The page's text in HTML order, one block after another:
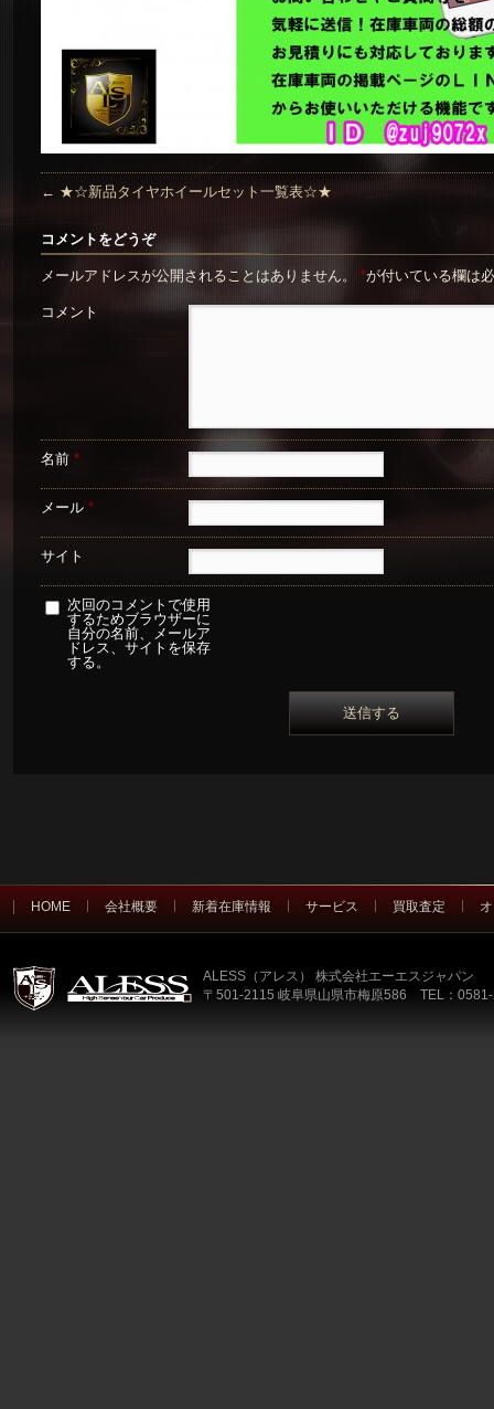
← ★☆新品タイヤホイールセット一覧表☆★
コメントをどうぞ
メールアドレスが公開されることはありません。 *が付いている欄は
コメント
名前 *
メール *
サイト
次回のコメントで使用
するためブラウザーに
自分の名前、メールア
ドレス、サイトを保存
する。
HOME 会社概要 新着在庫情報 サービス 買取査定
ALESS（アレス） 株式会社エーエスジャパン
〒501-2115 岐阜県山県市梅原586 TEL：